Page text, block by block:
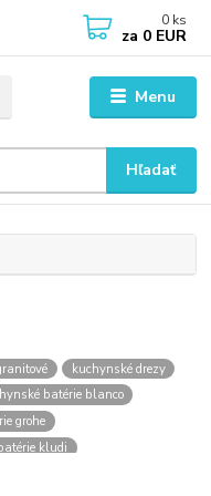
Menu
Hľadať
0 ks
za 0 EUR
kuchynské drezy
batérie blanco
grohe
kludi